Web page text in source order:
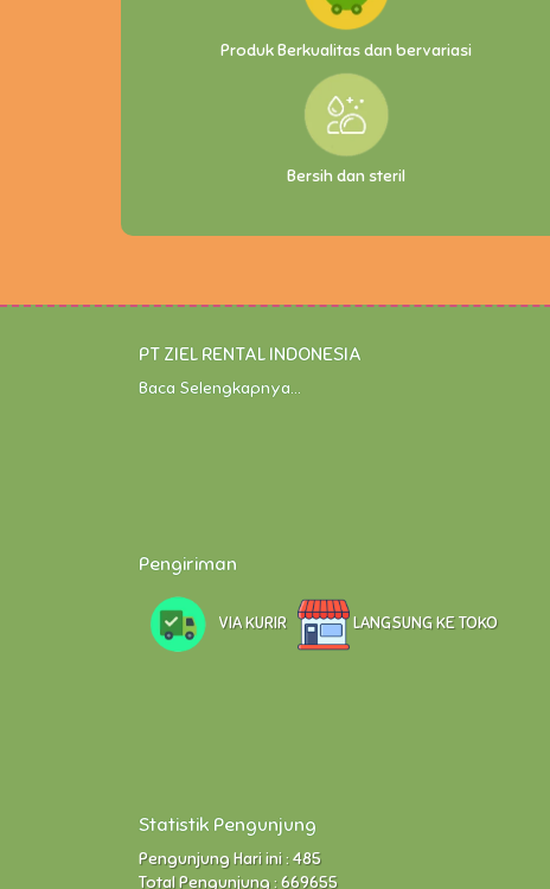
Produk Berkualitas dan bervariasi
Bersih dan steril
PT ZIEL RENTAL INDONESIA
Baca Selengkapnya...
Pengiriman
VIA KURIR LANGSUNG KE TOKO
Statistik Pengunjung
Pengunjung Hari ini : 485
Total Pengunjung : 669655